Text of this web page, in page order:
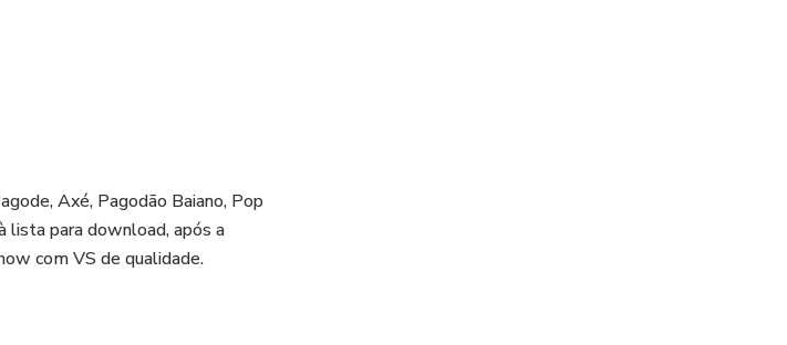
Axé, Pagodão Baiano, Pop
lista para download, após a
com VS de qualidade.